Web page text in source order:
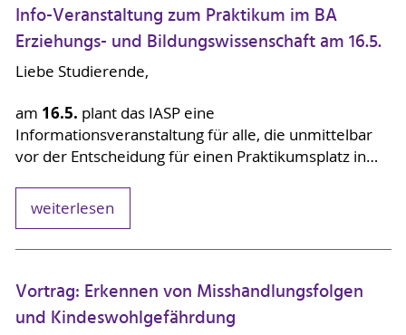
Info-Veranstaltung zum Praktikum im BA
Erziehungs- und Bildungswissenschaft am 16.5.
Liebe Studierende,
am 16.5. plant das IASP eine
Informationsveranstaltung für alle, die unmittelbar
vor der Entscheidung für einen Praktikumsplatz in…
weiterlesen
Vortrag: Erkennen von Misshandlungsfolgen
und Kindeswohlgefährdung